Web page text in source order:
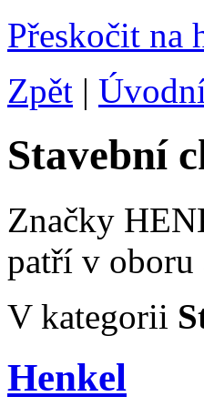
Přeskočit na
Zpět |
Stavební
Značky
patří v oboru
V kategorii
Henkel